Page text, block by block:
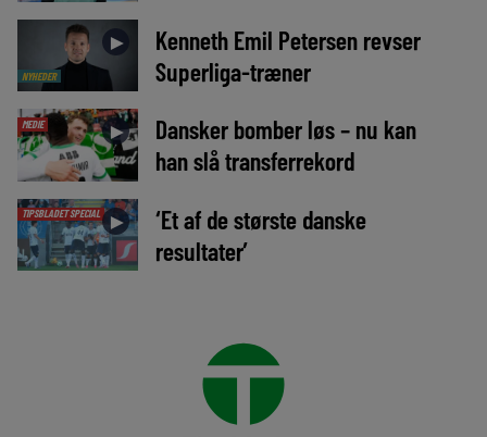
NYHEDER
►
Kenneth Emil Petersen revser
Superliga-træner
MEDIE ►
Dansker bomber løs – nu kan
han slå transferrekord
TIPSBLADET SPECIAL ►
‘Et af de største danske
resultater’